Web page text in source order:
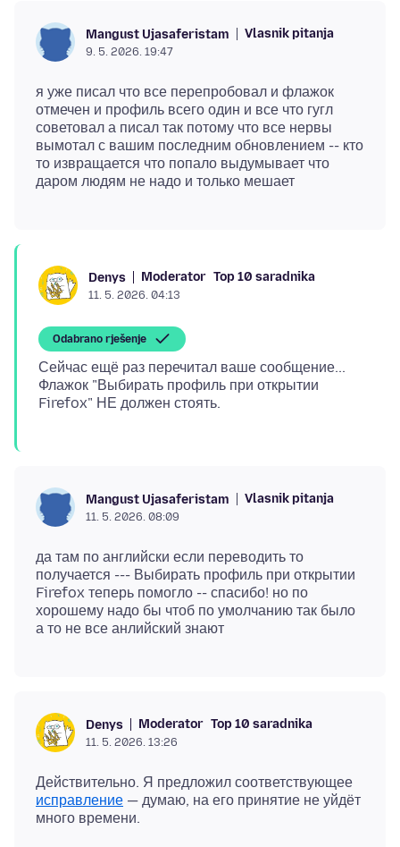
Mangust Ujasaferistam Vlasnik pitanja
9. 5. 2026. 19:47
я уже писал что все перепробовал и флажок
отмечен и профиль всего один и все что гугл
советовал а писал так потому что все нервы
вымотал с вашим последним обновлением -- кто
то извращается что попало выдумывает что
Denys Moderator Top 10 saradnika
11. 5. 2026. 04:13
Odabrano rješenje
Сейчас ещё раз перечитал ваше сообщение...
Флажок "Выбирать профиль при открытии
Mangust Ujasaferistam Vlasnik pitanja
11. 5. 2026. 08:09
да там по английски если переводить то
получается --- Выбирать профиль при открытии
Firefox теперь помогло -- спасибо! но по
хорошему надо бы чтоб по умолчанию так было
Denys Moderator Top 10 saradnika
11. 5. 2026. 13:26
Действительно. Я предложил соответствующее
исправление — думаю, на его принятие не уйдёт